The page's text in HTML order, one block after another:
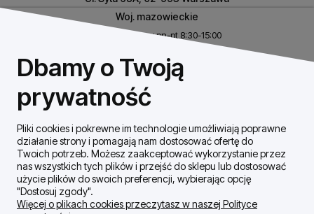
Woj. mazowieckie
Biuro czynne w pn-pt 8:30-15:00
REGON: 146926170
Szybki Kontakt
Dostawa / płatności
Dbamy o Twoją
prywatność
Pliki cookies i pokrewne im technologie umożliwiają poprawne
działanie strony i pomagają nam dostosować ofertę do
Twoich potrzeb. Możesz zaakceptować wykorzystanie przez
nas wszystkich tych plików i przejść do sklepu lub dostosować
użycie plików do swoich preferencji, wybierając opcję
"Dostosuj zgody".
Więcej o plikach cookies przeczytasz w naszej Polityce